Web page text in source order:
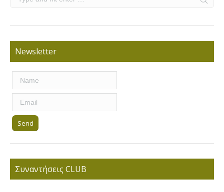
Newsletter
Συναντήσεις CLUB